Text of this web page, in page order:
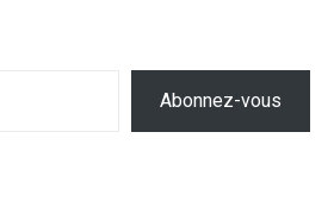
Abonnez-vous